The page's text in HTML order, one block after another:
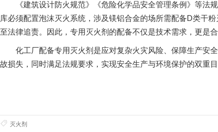
《建筑设计防火规范》《危险化学品安全管理条例》等法规
库必须配置泡沫灭火系统，涉及镁铝合金的场所需配备D类干
至法律追责。因此，专用灭火剂的配备不仅是技术需求，更是
化工厂配备专用灭火剂是应对复杂火灾风险、保障生产安全
故损失，同时满足法规要求，实现安全生产与环境保护的双重
灭火剂